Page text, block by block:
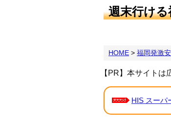
週末行け
HOME > 福岡発激
【PR】本サイトは
HIS スーパ